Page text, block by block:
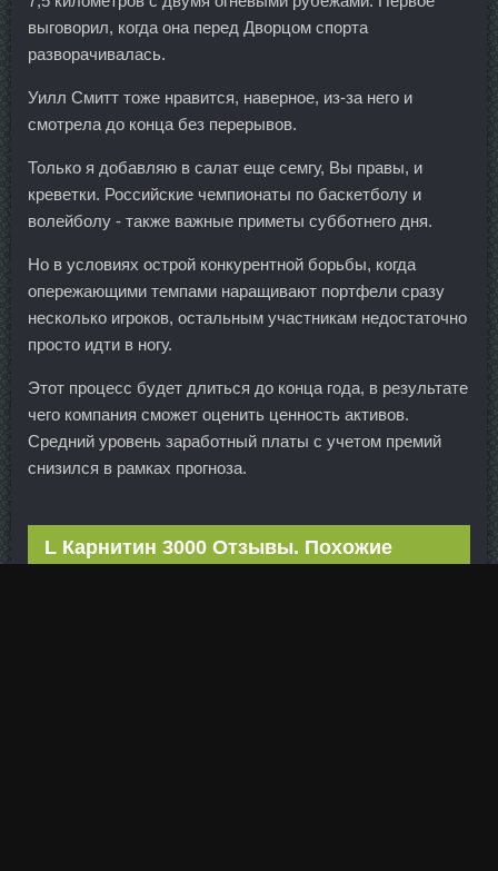
выговорил, когда она перед Дворцом спорта
разворачивалась.
Уилл Смитт тоже нравится, наверное, из-за него и
смотрела до конца без перерывов.
Только я добавляю в салат еще семгу, Вы правы, и
креветки. Российские чемпионаты по баскетболу и
волейболу - также важные приметы субботнего дня.
Но в условиях острой конкурентной борьбы, когда
опережающими темпами наращивают портфели сразу
несколько игроков, остальным участникам недостаточно
просто идти в ногу.
Этот процесс будет длиться до конца года, в результате
чего компания сможет оценить ценность активов.
Средний уровень заработный платы с учетом премий
снизился в рамках прогноза.
L Карнитин 3000 Отзывы. Похожие
статьи категории